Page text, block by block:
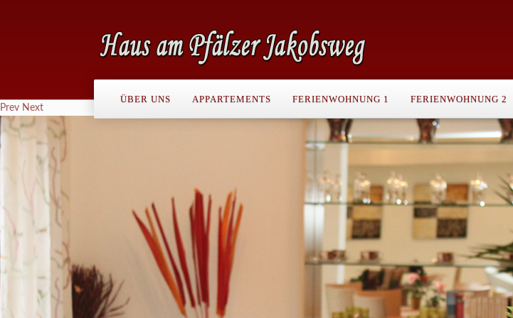
ÜBER UNS APPARTEMENTS FERIENWOHNUNG 1 FERIENWOHNUNG 2
Prev Next